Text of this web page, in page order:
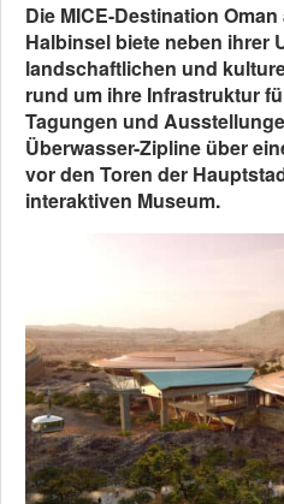
Die MICE-Destination
Halbinsel biete neben ihrer
landschaftlichen und
rund um ihre Infrastruktur
Tagungen und
Überwasser-Zipline über
vor den Toren der
interaktiven Museum.